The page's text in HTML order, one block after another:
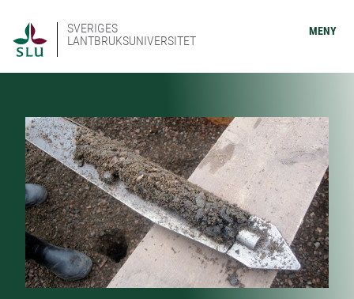
SVERIGES
LANTBRUKSUNIVERSITET
MENY